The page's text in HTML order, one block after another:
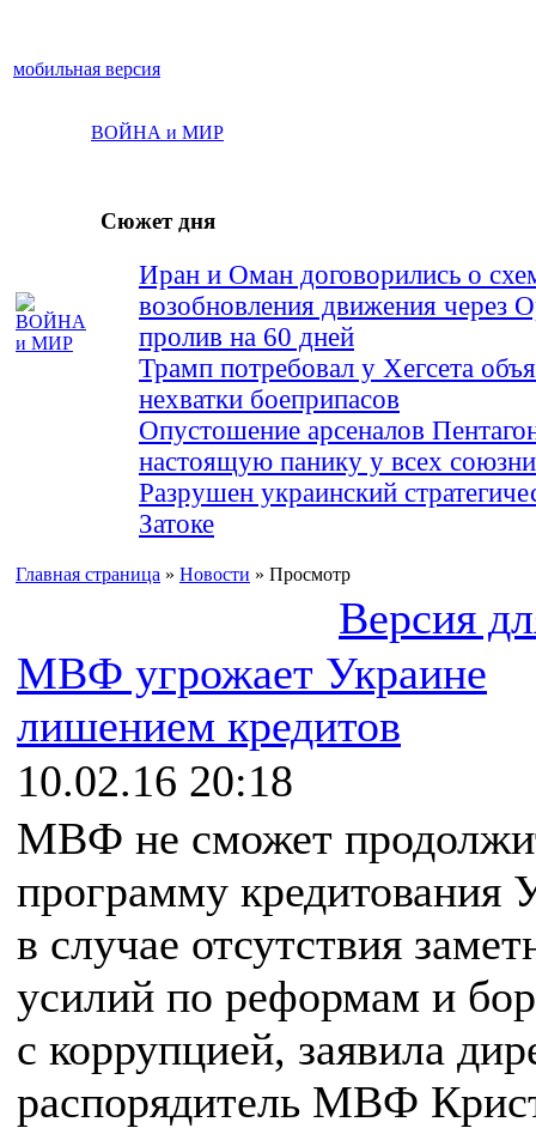
мобильная версия
ВОЙНА и МИР
Сюжет дня
Иран и Оман договорились о
возобновления движения через
пролив на 60 дней
Трамп потребовал у Хегсета
нехватки боеприпасов
Опустошение арсеналов
настоящую панику у всех
Разрушен украинский
Затоке
Главная страница » Новости » Просмотр
Версия
МВФ угрожает Украине
лишением кредитов
10.02.16 20:18
МВФ не сможет
программу кредитования
в случае отсутствия
усилий по реформам и
с коррупцией, заявила
распорядитель МВФ